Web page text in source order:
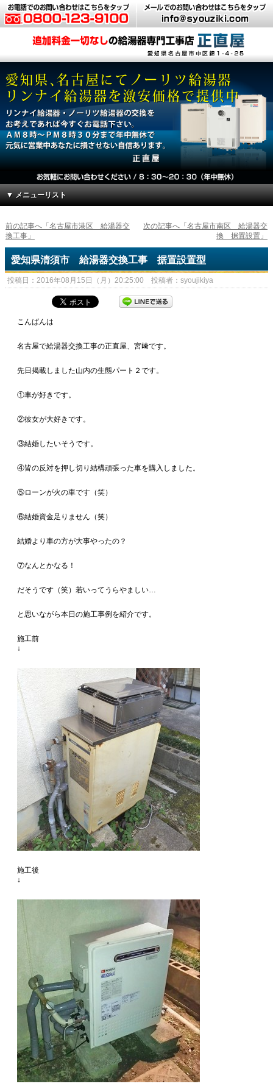
▼ メニューリスト
前の記事へ「名古屋市港区 給湯器交
換工事」
次の記事へ「名古屋市南区 給湯器交
換 据置設置」
愛知県清須市 給湯器交換工事 据置設置型
投稿日：2016年08月15日（月）20:25:00 投稿者：syoujikiya
こんばんは
名古屋で給湯器交換工事の正直屋、宮﨑です。
先日掲載しました山内の生態パート２です。
①車が好きです。
②彼女が大好きです。
③結婚したいそうです。
④皆の反対を押し切り結構頑張った車を購入しました。
⑤ローンが火の車です（笑）
⑥結婚資金足りません（笑）
結婚より車の方が大事やったの？
⑦なんとかなる！
だそうです（笑）若いってうらやましい…
と思いながら本日の施工事例を紹介です。
施工前
↓
施工後
↓